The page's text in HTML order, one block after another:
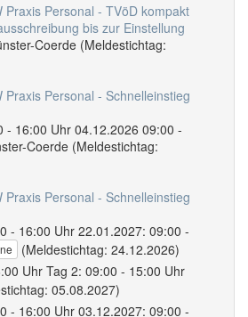
Praxis Personal - TVöD kompakt
bis zur Einstellung
Coerde (Meldestichtag:
Praxis Personal - Schnelleinstieg
- 16:00 Uhr 04.12.2026 09:00 -
Coerde (Meldestichtag:
Praxis Personal - Schnelleinstieg
- 16:00 Uhr 22.01.2027: 09:00 -
(Meldestichtag: 24.12.2026)
Uhr Tag 2: 09:00 - 15:00 Uhr
05.08.2027)
- 16:00 Uhr 03.12.2027: 09:00 -